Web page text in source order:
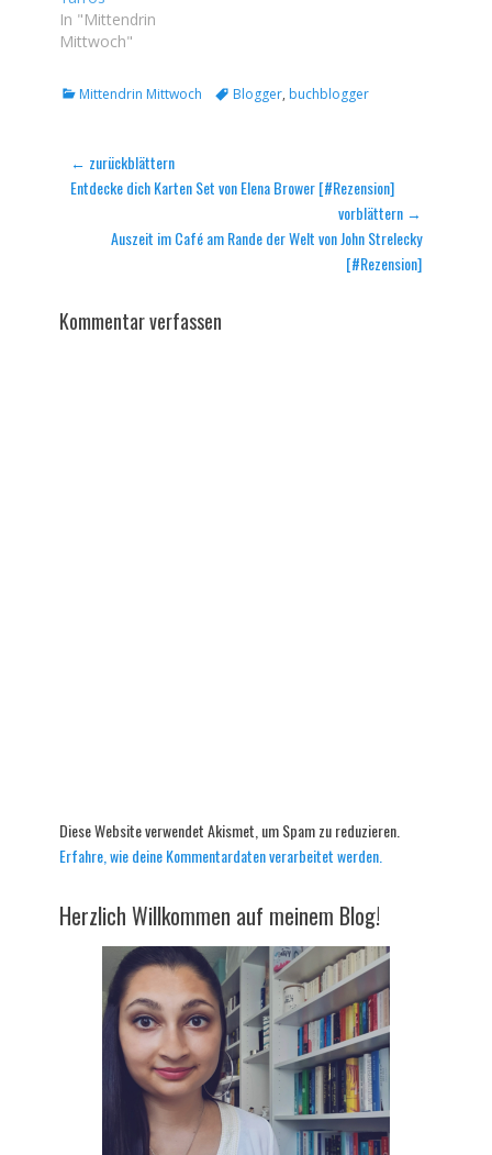
In "Mittendrin
Mittwoch"
Kategorien
Mittendrin Mittwoch TagsBlogger, buchblogger
Beitragsnavigation
← zurückblättern
Vorheriger
Entdecke dich Karten Set von Elena Brower [#Rezension]
vorblättern →
NächsterAuszeit im Café am Rande der Welt von John Strelecky
[#Rezension]
Kommentar verfassen
Diese Website verwendet Akismet, um Spam zu reduzieren.
Erfahre, wie deine Kommentardaten verarbeitet werden.
Herzlich Willkommen auf meinem Blog!